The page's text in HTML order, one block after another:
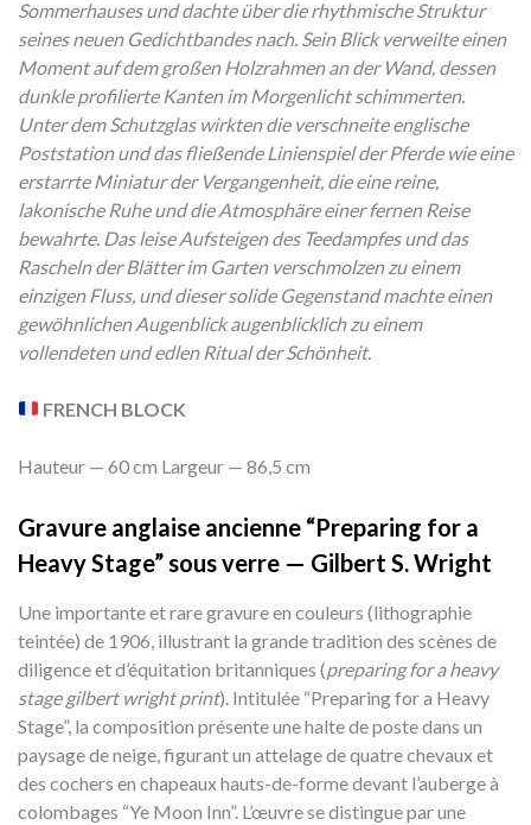
Sommerhauses und dachte über die rhythmische Struktur
seines neuen Gedichtbandes nach. Sein Blick verweilte einen
Moment auf dem großen Holzrahmen an der Wand, dessen
dunkle profilierte Kanten im Morgenlicht schimmerten.
Unter dem Schutzglas wirkten die verschneite englische
Poststation und das fließende Linienspiel der Pferde wie eine
erstarrte Miniatur der Vergangenheit, die eine reine,
lakonische Ruhe und die Atmosphäre einer fernen Reise
bewahrte. Das leise Aufsteigen des Teedampfes und das
Rascheln der Blätter im Garten verschmolzen zu einem
einzigen Fluss, und dieser solide Gegenstand machte einen
gewöhnlichen Augenblick augenblicklich zu einem
vollendeten und edlen Ritual der Schönheit.
FRENCH BLOCK
Hauteur — 60 cm Largeur — 86,5 cm
Gravure anglaise ancienne “Preparing for a
Heavy Stage” sous verre — Gilbert S. Wright
Une importante et rare gravure en couleurs (lithographie
teintée) de 1906, illustrant la grande tradition des scènes de
diligence et d’équitation britanniques (preparing for a heavy
stage gilbert wright print). Intitulée “Preparing for a Heavy
Stage”, la composition présente une halte de poste dans un
paysage de neige, figurant un attelage de quatre chevaux et
des cochers en chapeaux hauts-de-forme devant l’auberge à
colombages “Ye Moon Inn”. L’œuvre se distingue par une